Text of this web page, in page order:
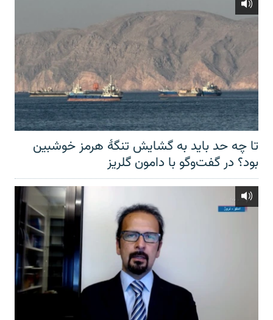
تا چه حد باید به گشایش تنگهٔ هرمز خوشبین
بود؟ در گفت‌وگو با دامون گلریز